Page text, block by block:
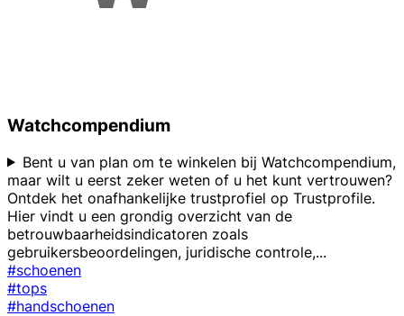
Watchcompendium
Bent u van plan om te winkelen bij Watchcompendium,
maar wilt u eerst zeker weten of u het kunt vertrouwen?
Ontdek het onafhankelijke trustprofiel op Trustprofile.
Hier vindt u een grondig overzicht van de
betrouwbaarheidsindicatoren zoals
gebruikersbeoordelingen, juridische controle,...
#schoenen
#tops
#handschoenen